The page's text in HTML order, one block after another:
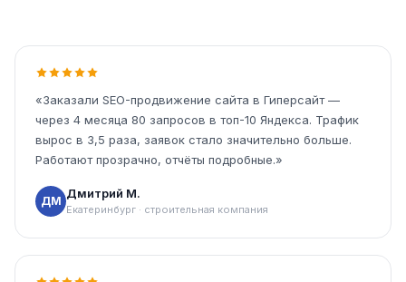
«Заказали SEO-продвижение сайта в Гиперсайт —
через 4 месяца 80 запросов в топ-10 Яндекса. Трафик
вырос в 3,5 раза, заявок стало значительно больше.
Работают прозрачно, отчёты подробные.»
ДМ
Дмитрий М.
Екатеринбург · строительная компания